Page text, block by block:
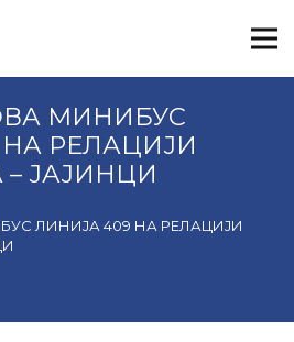
МИНИБУС
РЕЛАЦИЈИ
ЈАЈИНЦИ
ЛИНИЈА 409 НА РЕЛАЦИЈИ